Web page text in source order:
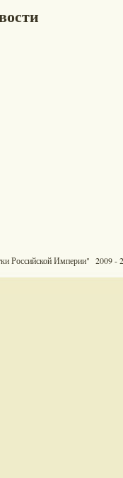
Российской Империи" 2009 -